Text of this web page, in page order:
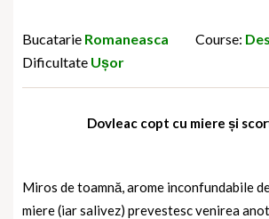
Bucatarie Romaneasca Course:
Dificultate Ușor
Dovleac copt cu miere și
Miros de toamnă, arome inconfundabile
miere (iar salivez) prevestesc venirea